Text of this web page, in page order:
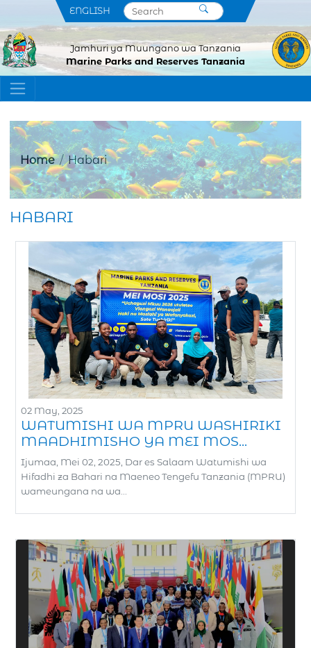
ENGLISH
Jamhuri ya Muungano wa Tanzania
Marine Parks and Reserves Tanzania
Home Habari
HABARI
02 May, 2025
WATUMISHI WA MPRU WASHIRIKI
MAADHIMISHO YA MEI MOS...
Ijumaa, Mei 02, 2025, Dar es Salaam Watumishi wa
Hifadhi za Bahari na Maeneo Tengefu Tanzania (MPRU)
wameungana na wa...